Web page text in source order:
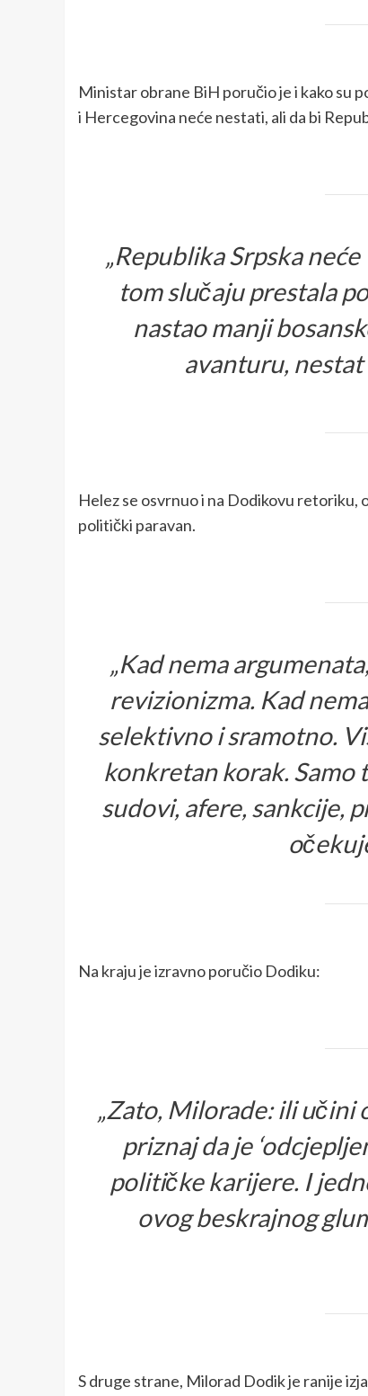
Ministar obrane BiH poručio je i kako su
i Hercegovina neće nestati, ali da bi
„Republika Srpska neće
tom slučaju prestala
nastao manji
avanturu, nestat
Helez se osvrnuo i na Dodikovu retoriku,
politički paravan.
„Kad nema
revizionizma. Kad
selektivno i sramotno.
konkretan korak. Samo
sudovi, afere, sankcije,
Na kraju je izravno poručio Dodiku:
„Zato, Milorade: ili učini
priznaj da je
političke karijere. I
ovog beskrajnog
S druge strane, Milorad Dodik je ranije